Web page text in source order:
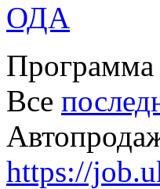
ОДА
Программа
Все
https://